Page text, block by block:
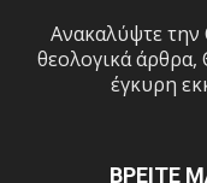
Ανακαλύψτε
θεολογικά
έγκυρη
ΒΡΕΙΤΕ